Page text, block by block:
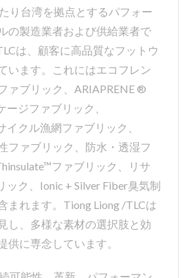
り台湾を拠点とするパフォー
の製造業者および供給業者で
は、顧客に高品質なフットウ
います。これにはエコフレン
ァブリック、ARIAPRENE ®
ージファブリック、
クル漁網ファブリック、
ファブリック、防水・透湿フ
ファブリック、リサ
ック、Ionic + Silver Fiber臭気制
まれます。Tiong Liong /TLCは
し、多様な素材の選択肢と効
供に専念しています。